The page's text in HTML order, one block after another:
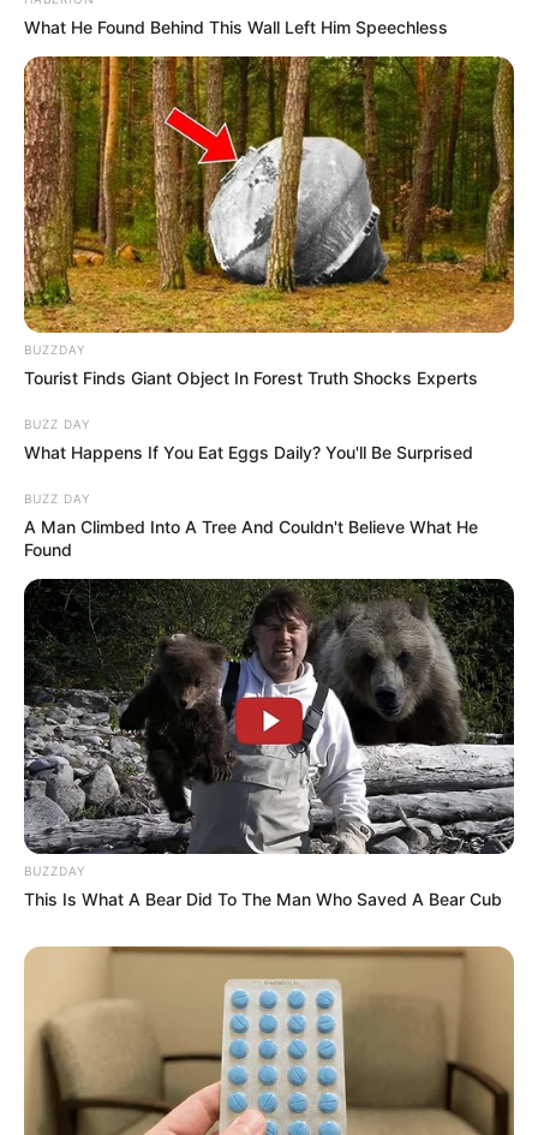
What He Found Behind This Wall Left Him Speechless
BUZZDAY
Tourist Finds Giant Object In Forest Truth Shocks Experts
BUZZ DAY
What Happens If You Eat Eggs Daily? You'll Be Surprised
BUZZ DAY
A Man Climbed Into A Tree And Couldn't Believe What He
Found
BUZZDAY
This Is What A Bear Did To The Man Who Saved A Bear Cub